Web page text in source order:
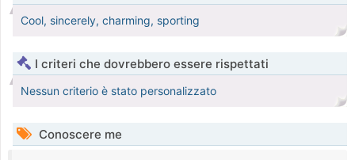
Cool, sincerely, charming, sporting
I criteri che dovrebbero essere rispettati
Nessun criterio è stato personalizzato
Conoscere me